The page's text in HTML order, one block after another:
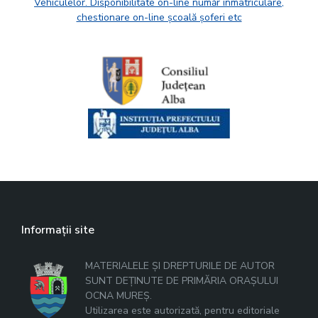
Vehiculelor. Disponibilitate on-line număr înmatriculare,
chestionare on-line școală șoferi etc
Informații site
MATERIALELE ȘI DREPTURILE DE AUTOR
SUNT DEȚINUTE DE PRIMĂRIA ORAȘULUI
OCNA MUREȘ.
Utilizarea este autorizată, pentru editoriale